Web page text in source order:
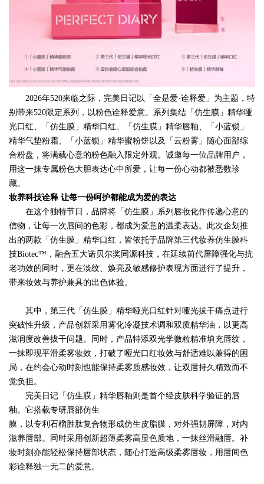
2026年520来临之际，完美日记以「全是爱·诠释爱」为主题，特
别带来520限定系列，以粉色诠释爱意。系列集结「仿生膜」精华哑
光口红、「仿生膜」精华口红、「仿生膜」精华唇釉、「小蓝锁」
精华气垫粉霜、「小蓝锁」精华蜜粉饼以及「云粉雾」随心面部综
合粉盘，将满载心意的粉色融入限定外观。诚邀每一位品牌用户，
用这一抹专属粉色大胆表达心中所爱，让每一份心动都被悉数珍
藏。
妆养科技诠释 让每一份呵护都能成为爱的表达
在这个独特节日，品牌将「仿生膜」系列唇妆化作传递心意的
信物 ， 让每一次唇间的色彩，都成为爱意的温柔表达。 此次企划推
出的两款「仿生膜」精华口红，皆依托于品牌第三代妆养仿生膜科
技Biotec™，融合五大诺贝尔奖同源科技，在延续前代屏障强化与抗
老功效的同时，更在淡纹、焕亮及敏感修护表现方面进行了提升，
带来妆效与养护兼具的出色体验。
其中，第三代 「仿生膜」 精华哑光口红针对哑光拔干痛点进行
突破性升级，产品创新采用雾化冷凝技术调和双质精华油，以更高
滋润度改善拔干问题。同时，产品特添双光学微粒精准填充唇纹，
一抹即现平滑柔雾妆效，打破了哑光口红妆效与舒适难以兼得的困
局，在约会心动时刻也能保持柔雾质感妆效，让双唇持久精致而不
觉负担。
完美日记「仿生膜」精华唇釉则是首个经皮肤科学验证的唇
釉。它搭载专研唇部仿生
膜，以专利石榴胜肽复合物形成仿生皮脂膜，对外强韧屏障，对内
滋养唇部。同时采用创新超薄柔雾高显色质地，一抹丝滑融唇。补
妆时刻亦能轻松保持唇部状态，随心打造高级柔雾唇妆， 用唇间色
彩诠释独一无二的爱意。